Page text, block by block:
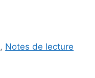
, Notes de lecture